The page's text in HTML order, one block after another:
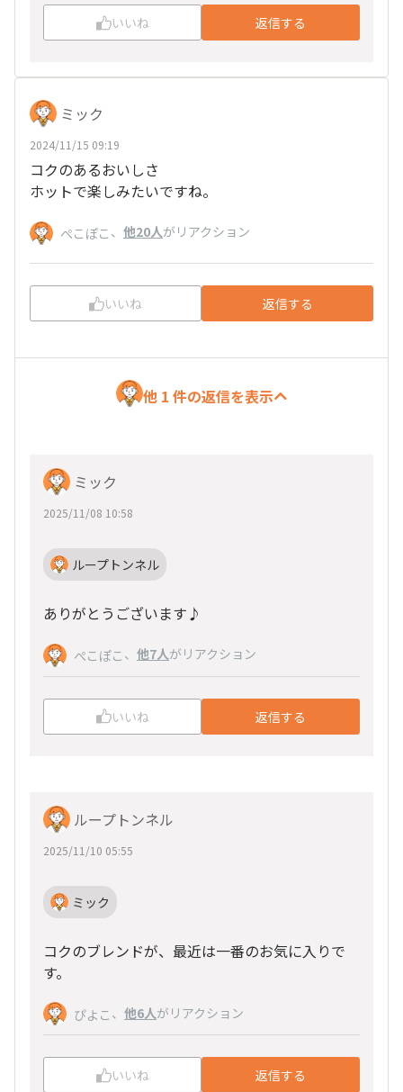
いいね 返信する
ミック
2024/11/15 09:19
コクのあるおいしさ
ホットで楽しみたいですね。
ぺこぽこ 、 他20人がリアクション
いいね 返信する
他 1 件の返信を表示
ミック
2025/11/08 10:58
ループトンネル
ありがとうございます♪
ぺこぽこ 、 他7人がリアクション
いいね 返信する
ループトンネル
2025/11/10 05:55
ミック
コクのブレンドが、最近は一番のお気に入りで
す。
ぴよこ 、 他6人がリアクション
いいね 返信する